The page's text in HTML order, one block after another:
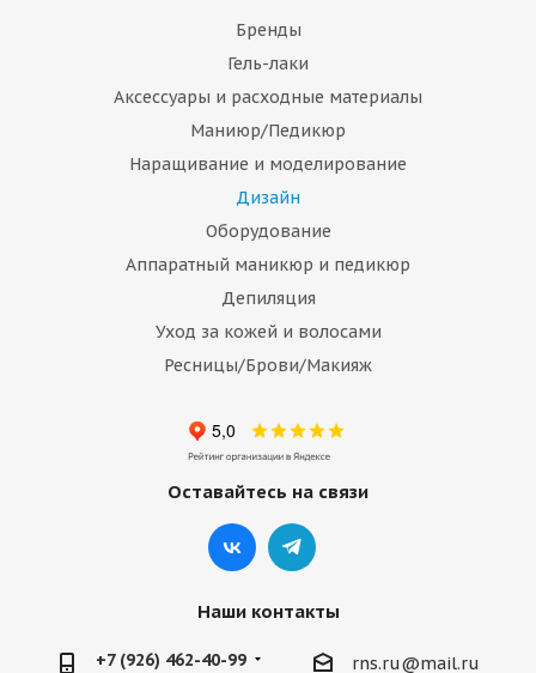
Бренды
Гель-лаки
Аксессуары и расходные материалы
Маниюр/Педикюр
Наращивание и моделирование
Дизайн
Оборудование
Аппаратный маникюр и педикюр
Депиляция
Уход за кожей и волосами
Ресницы/Брови/Макияж
Оставайтесь на связи
Наши контакты
+7 (926) 462-40-99 rns.ru@mail.ru